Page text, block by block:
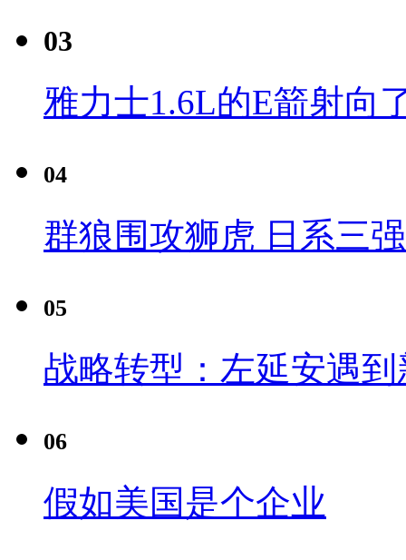
03
雅力士1.6L的E箭射向
04
群狼围攻狮虎 日系三
05
战略转型：左延安遇
06
假如美国是个企业